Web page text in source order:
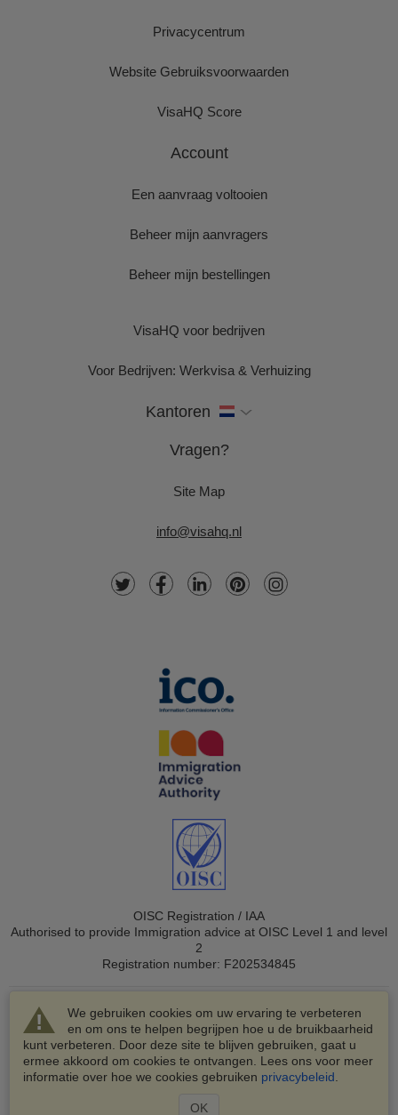
We gebruiken cookies om uw ervaring te verbeteren
en om ons te helpen begrijpen hoe u de bruikbaarheid
kunt verbeteren. Door deze site te blijven gebruiken, gaat u
ermee akkoord om cookies te ontvangen. Lees ons voor meer
informatie over hoe we cookies gebruiken privacybeleid
OK
Privacycentrum
Website Gebruiksvoorwaarden
VisaHQ Score
Account
Een aanvraag voltooien
Beheer mijn aanvragers
Beheer mijn bestellingen
VisaHQ voor bedrijven
Voor Bedrijven: Werkvisa & Verhuizing
Kantoren
Vragen?
Site Map
info@visahq.nl
OISC Registration / IAA
Authorised to provide Immigration advice at OISC Level 1 and level
2
Registration number: F202534845
© 2003-2026 VisaHQ.com, Inc. Alle rechten voorbehouden.
VisaHQ en het VisaHQ-logo zijn geregistreerde
handelsmerken van VisaHQ.com, Inc.